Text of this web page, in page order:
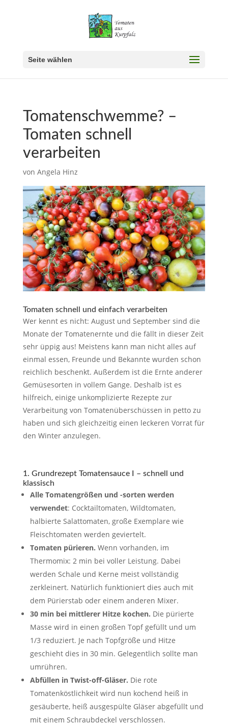
Seite wählen
Tomatenschwemme? –
Tomaten schnell
verarbeiten
von Angela Hinz
Tomaten schnell und einfach verarbeiten
Wer kennt es nicht: August und September sind die
Monate der Tomatenernte und die fällt in dieser Zeit
sehr üppig aus! Meistens kann man nicht alles auf
einmal essen, Freunde und Bekannte wurden schon
reichlich beschenkt. Außerdem ist die Ernte anderer
Gemüsesorten in vollem Gange. Deshalb ist es
hilfreich, einige unkomplizierte Rezepte zur
Verarbeitung von Tomatenüberschüssen in petto zu
haben und sich gleichzeitig einen leckeren Vorrat für
den Winter anzulegen.
1. Grundrezept Tomatensauce I – schnell und
klassisch
Alle Tomatengrößen und -sorten werden
verwendet: Cocktailtomaten, Wildtomaten,
halbierte Salattomaten, große Exemplare wie
Fleischtomaten werden geviertelt.
Tomaten pürieren. Wenn vorhanden, im
Thermomix: 2 min bei voller Leistung. Dabei
werden Schale und Kerne meist vollständig
zerkleinert. Natürlich funktioniert dies auch mit
dem Pürierstab oder einem anderen Mixer.
30 min bei mittlerer Hitze kochen. Die pürierte
Masse wird in einen großen Topf gefüllt und um
1/3 reduziert. Je nach Topfgröße und Hitze
geschieht dies in 30 min. Gelegentlich sollte man
umrühren.
Abfüllen in Twist-off-Gläser. Die rote
Tomatenköstlichkeit wird nun kochend heiß in
gesäuberte, heiß ausgespülte Gläser abgefüllt und
mit einem Schraubdeckel verschlossen.